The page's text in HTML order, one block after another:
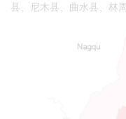
县、尼木县、曲水县、林